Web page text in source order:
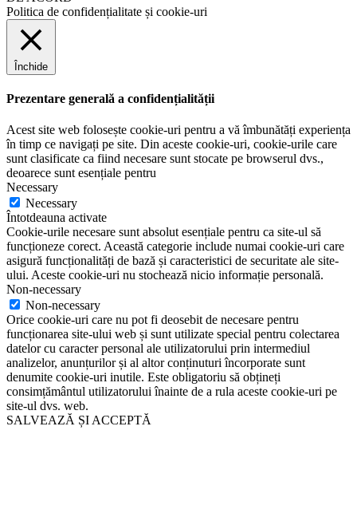
Politica de confidențialitate și cookie-uri
Închide
Prezentare generală a confidențialității
Acest site web folosește cookie-uri pentru a vă îmbunătăți experiența
în timp ce navigați pe site. Din aceste cookie-uri, cookie-urile care
sunt clasificate ca fiind necesare sunt stocate pe browserul dvs.,
deoarece sunt esențiale pentru
Necessary
Necessary
Întotdeauna activate
Cookie-urile necesare sunt absolut esențiale pentru ca site-ul să
funcționeze corect. Această categorie include numai cookie-uri care
asigură funcționalități de bază și caracteristici de securitate ale site-
ului. Aceste cookie-uri nu stochează nicio informație personală.
Non-necessary
Non-necessary
Orice cookie-uri care nu pot fi deosebit de necesare pentru
funcționarea site-ului web și sunt utilizate special pentru colectarea
datelor cu caracter personal ale utilizatorului prin intermediul
analizelor, anunțurilor și al altor conținuturi încorporate sunt
denumite cookie-uri inutile. Este obligatoriu să obțineți
consimțământul utilizatorului înainte de a rula aceste cookie-uri pe
site-ul dvs. web.
SALVEAZĂ ȘI ACCEPTĂ